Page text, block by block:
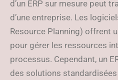
d’un ERP sur mesure peut
d’une entreprise. Les
Resource Planning) offrent
pour gérer les ressources
processus. Cependant, un
des solutions standardisées